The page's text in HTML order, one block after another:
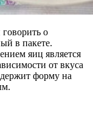
о
в пакете.
яиц является
от вкуса
форму на